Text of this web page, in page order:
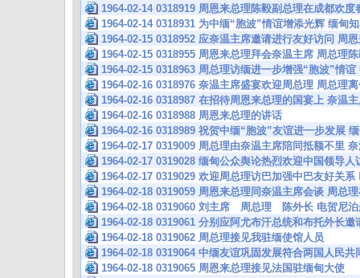
1964-02-14 0318919 周恩来总理陈毅副总理在成都欢
1964-02-14 0318931 为中缅“胞波”情谊增添光辉 缅甸
1964-02-15 0318952 应奈温主席邀请进行友好访问 周
1964-02-15 0318955 周恩来总理拜会奈温主席 周总理
1964-02-15 0318963 周总理访缅进一步增强“胞波”情
1964-02-16 0318976 奈温主席盛宴欢迎周总理 周总理
1964-02-16 0318987 在招待周恩来总理的国宴上 奈温
1964-02-16 0318988 周恩来总理的讲话
1964-02-16 0318989 祝贺中缅“胞波”友谊进一步发展
1964-02-17 0319009 周总理由奈温主席陪同抵额不里
1964-02-17 0319028 缅甸公众舆论热烈欢迎中国领导
1964-02-17 0319029 欢迎周总理访巴加强中巴友好关
1964-02-18 0319059 周恩来总理同奈温主席会谈 周总
1964-02-18 0319060 刘主席 周总理 陈外长 电贺尼泊
1964-02-18 0319061 分别应阿尤布汗总统和布托外长
1964-02-18 0319062 周总理接见我驻缅使馆人员
1964-02-18 0319064 中缅友谊巩固发展符合两国人民
1964-02-18 0319065 周恩来总理接见法国驻缅甸大使